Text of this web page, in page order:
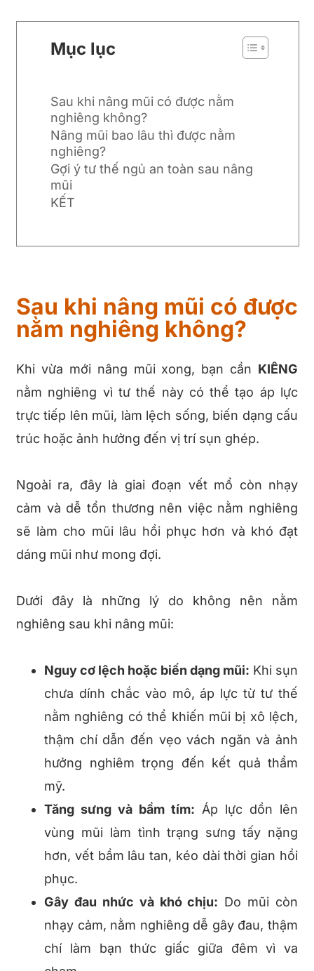
Mục lục
Sau khi nâng mũi có được nằm
nghiêng không?
Nâng mũi bao lâu thì được nằm
nghiêng?
Gợi ý tư thế ngủ an toàn sau nâng
mũi
KẾT
Sau khi nâng mũi có được
nằm nghiêng không?
Khi vừa mới nâng mũi xong, bạn cần KIÊNG
nằm nghiêng vì tư thế này có thể tạo áp lực
trực tiếp lên mũi, làm lệch sống, biến dạng cấu
trúc hoặc ảnh hưởng đến vị trí sụn ghép.
Ngoài ra, đây là giai đoạn vết mổ còn nhạy
cảm và dễ tổn thương nên việc nằm nghiêng
sẽ làm cho mũi lâu hồi phục hơn và khó đạt
dáng mũi như mong đợi.
Dưới đây là những lý do không nên nằm
nghiêng sau khi nâng mũi:
Nguy cơ lệch hoặc biến dạng mũi: Khi sụn
chưa dính chắc vào mô, áp lực từ tư thế
nằm nghiêng có thể khiến mũi bị xô lệch,
thậm chí dẫn đến vẹo vách ngăn và ảnh
hưởng nghiêm trọng đến kết quả thẩm
mỹ.
Tăng sưng và bầm tím: Áp lực dồn lên
vùng mũi làm tình trạng sưng tấy nặng
hơn, vết bầm lâu tan, kéo dài thời gian hồi
phục.
Gây đau nhức và khó chịu: Do mũi còn
nhạy cảm, nằm nghiêng dễ gây đau, thậm
chí làm bạn thức giấc giữa đêm vì va